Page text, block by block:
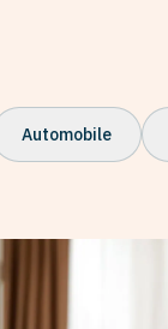
Automobile